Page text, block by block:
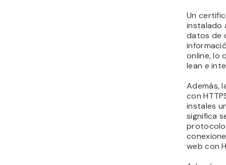
Un
instalado
datos de
online, lo
lean e
Además,
con
instales
significa
protocolo
web con